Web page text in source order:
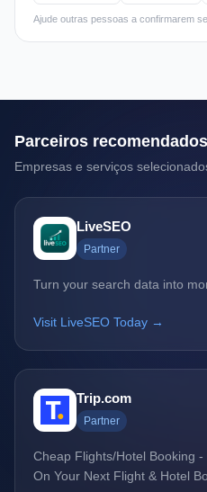
Ajude outras pessoas a confirmarem
Parceiros recomendados
Empresas e serviços
LiveSEO
Partner
Turn your search data into
Visit LiveSEO Today →
Trip.com
Partner
Cheap Flights/Hotel Booking
On Your Next Flight & Hotel